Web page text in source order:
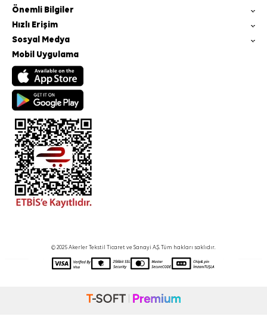
Önemli Bilgiler
Hızlı Erişim
Sosyal Medya
Mobil Uygulama
© 2025 Akerler Tekstil Ticaret ve Sanayi A.Ş. Tüm hakları saklıdır.